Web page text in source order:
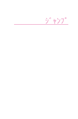
ｼﾞｬﾝﾌﾟ